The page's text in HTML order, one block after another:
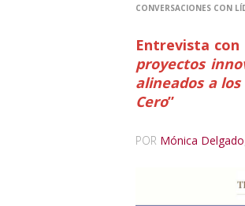
CONVERSACIONES CON
Entrevista con
proyectos
alineados a
Cero”
POR Mónica Delgado